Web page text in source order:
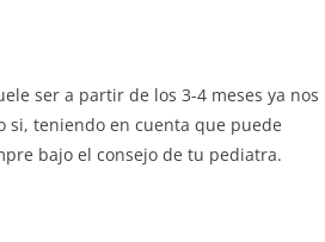
ser a partir de los 3-4 meses ya nos
si, teniendo en cuenta que puede
bajo el consejo de tu pediatra.